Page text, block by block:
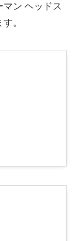
ン ヘッドス
。